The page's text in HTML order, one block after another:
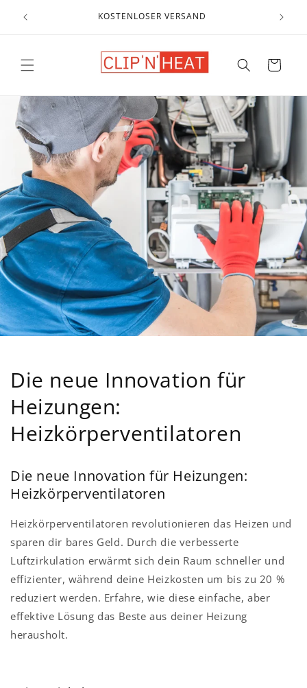
zum
KOSTENLOSER VERSAND
Warenkorb
Die neue Innovation für
Heizungen:
Heizkörperventilatoren
Die neue Innovation für Heizungen:
Heizkörperventilatoren
Heizkörperventilatoren revolutionieren das Heizen und
sparen dir bares Geld. Durch die verbesserte
Luftzirkulation erwärmt sich dein Raum schneller und
effizienter, während deine Heizkosten um bis zu 20 %
reduziert werden. Erfahre, wie diese einfache, aber
effektive Lösung das Beste aus deiner Heizung
herausholt.